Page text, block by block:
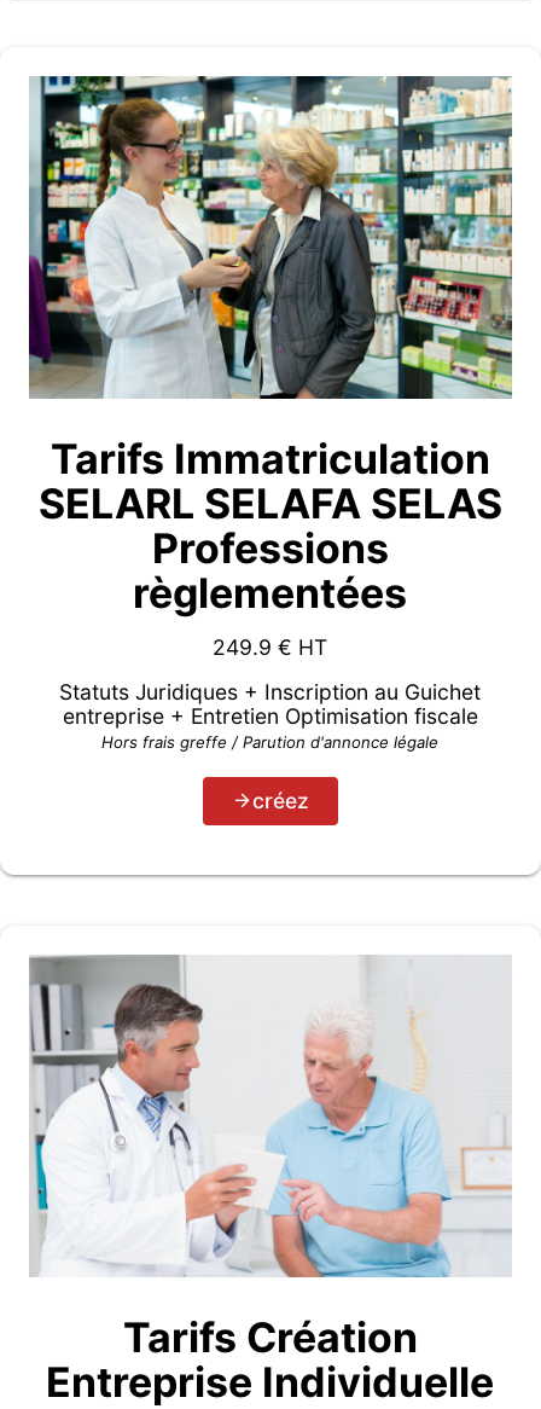
Tarifs Immatriculation
SELARL SELAFA SELAS
Professions
règlementées
249.9 € HT
Statuts Juridiques + Inscription au Guichet
entreprise + Entretien Optimisation fiscale
Hors frais greffe / Parution d'annonce légale
créez
Tarifs Création
Entreprise Individuelle